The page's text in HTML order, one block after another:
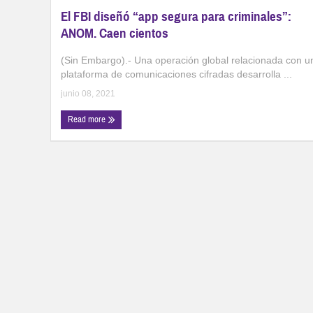
El FBI diseñó “app segura para criminales”:
ANOM. Caen cientos
(Sin Embargo).- Una operación global relacionada con
plataforma de comunicaciones cifradas desarrolla ...
junio 08, 2021
Read more